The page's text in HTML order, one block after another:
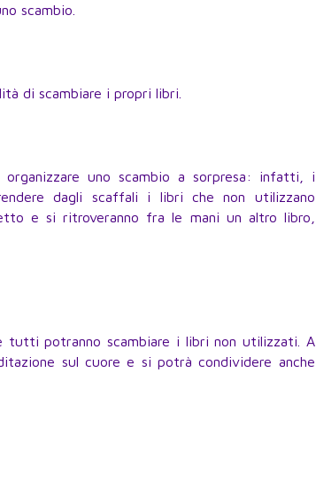
scambio.
di scambiare i propri libri.
uno scambio a sorpresa: infatti, i
dagli scaffali i libri che non utilizzano
e si ritroveranno fra le mani un altro libro,
tutti potranno scambiare i libri non utilizzati. A
sul cuore e si potrà condividere anche